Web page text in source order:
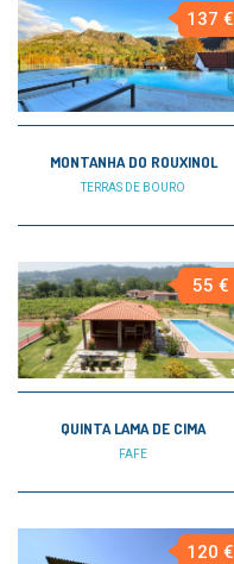
137 €
MONTANHA DO ROUXINOL
TERRAS DE BOURO
55 €
QUINTA LAMA DE CIMA
FAFE
120 €